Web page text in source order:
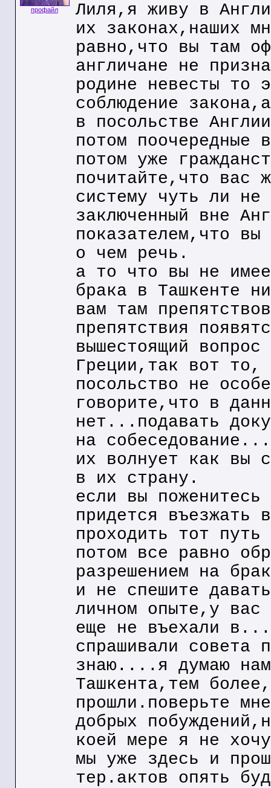
профайл
Лиля,я живу в
их законах,наших
равно,что вы там
англичане не
родине невесты то
соблюдение
в посольстве
потом поочередные
потом уже
почитайте,что вас
систему чуть ли не
заключенный вне
показателем,что
о чем речь.
а то что вы не
брака в Ташкенте
вам там
препятствия
вышестоящий
Греции,так вот то,
посольство не
говорите,что в
нет...подавать
на
их волнует как вы
в их страну.
если вы
придется въезжать
проходить тот
потом все равно
разрешением на
и не спешите
личном опыте,у
еще не въехали
спрашивали совета
знаю....я думаю
Ташкента,тем
прошли.поверьте
добрых
коей мере я не
мы уже здесь и
тер.актов опять